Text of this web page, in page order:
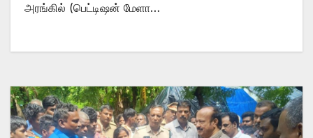
அரங்கில் (பெட்டிஷன் மேளா…